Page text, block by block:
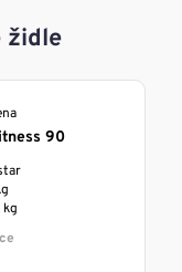
židle
90
kg